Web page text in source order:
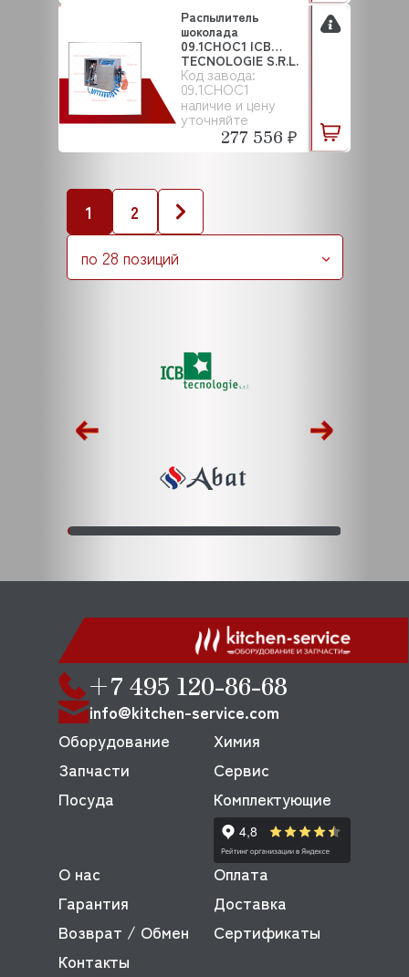
Код завода:
09.1CHOC1
наличие и цену
уточняйте
Распылитель
шоколада
09.1CHOC1 ICB
TECNOLOGIE S.R.L.
277 556 ₽
1
2
по 28 позиций
+7 495 120-86-68
info@kitchen-service.com
Оборудование
Запчасти
Посуда
Химия
Сервис
Комплектующие
О нас
Оплата
Гарантия
Доставка
Возврат / Обмен
Сертификаты
Контакты